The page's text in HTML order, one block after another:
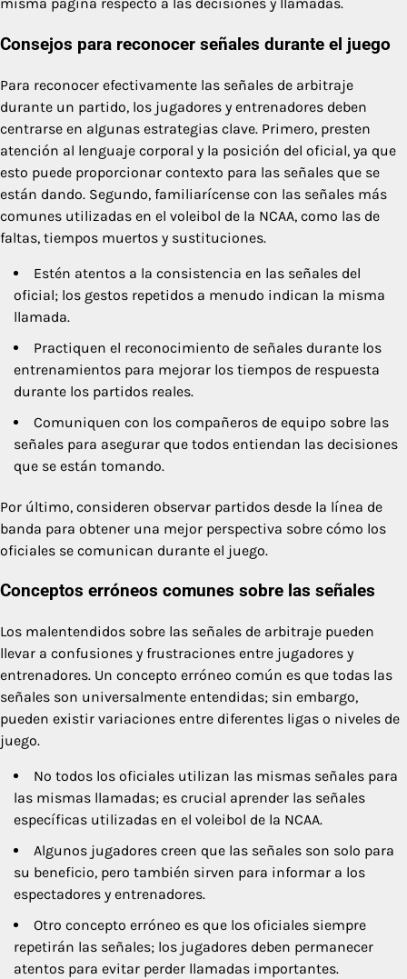
Consejos para reconocer señales durante el juego
Para reconocer efectivamente las señales de arbitraje
durante un partido, los jugadores y entrenadores deben
centrarse en algunas estrategias clave. Primero, presten
atención al lenguaje corporal y la posición del oficial, ya que
esto puede proporcionar contexto para las señales que se
están dando. Segundo, familiarícense con las señales más
comunes utilizadas en el voleibol de la NCAA, como las de
faltas, tiempos muertos y sustituciones.
Estén atentos a la consistencia en las señales del
oficial; los gestos repetidos a menudo indican la misma
llamada.
Practiquen el reconocimiento de señales durante los
entrenamientos para mejorar los tiempos de respuesta
durante los partidos reales.
Comuniquen con los compañeros de equipo sobre las
señales para asegurar que todos entiendan las decisiones
que se están tomando.
Por último, consideren observar partidos desde la línea de
banda para obtener una mejor perspectiva sobre cómo los
oficiales se comunican durante el juego.
Conceptos erróneos comunes sobre las señales
Los malentendidos sobre las señales de arbitraje pueden
llevar a confusiones y frustraciones entre jugadores y
entrenadores. Un concepto erróneo común es que todas las
señales son universalmente entendidas; sin embargo,
pueden existir variaciones entre diferentes ligas o niveles de
juego.
No todos los oficiales utilizan las mismas señales para
las mismas llamadas; es crucial aprender las señales
específicas utilizadas en el voleibol de la NCAA.
Algunos jugadores creen que las señales son solo para
su beneficio, pero también sirven para informar a los
espectadores y entrenadores.
Otro concepto erróneo es que los oficiales siempre
repetirán las señales; los jugadores deben permanecer
atentos para evitar perder llamadas importantes.